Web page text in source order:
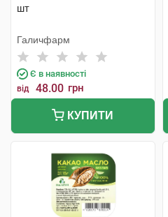
шт
Галичфарм
Є в наявності
від 48.00 грн
КУПИТИ